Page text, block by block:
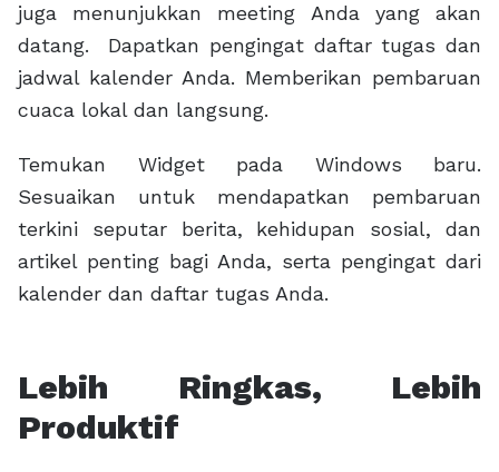
juga menunjukkan meeting Anda yang akan
datang. Dapatkan pengingat daftar tugas dan
jadwal kalender Anda. Memberikan pembaruan
cuaca lokal dan langsung.
Temukan Widget pada Windows baru.
Sesuaikan untuk mendapatkan pembaruan
terkini seputar berita, kehidupan sosial, dan
artikel penting bagi Anda, serta pengingat dari
kalender dan daftar tugas Anda.
Lebih Ringkas, Lebih
Produktif